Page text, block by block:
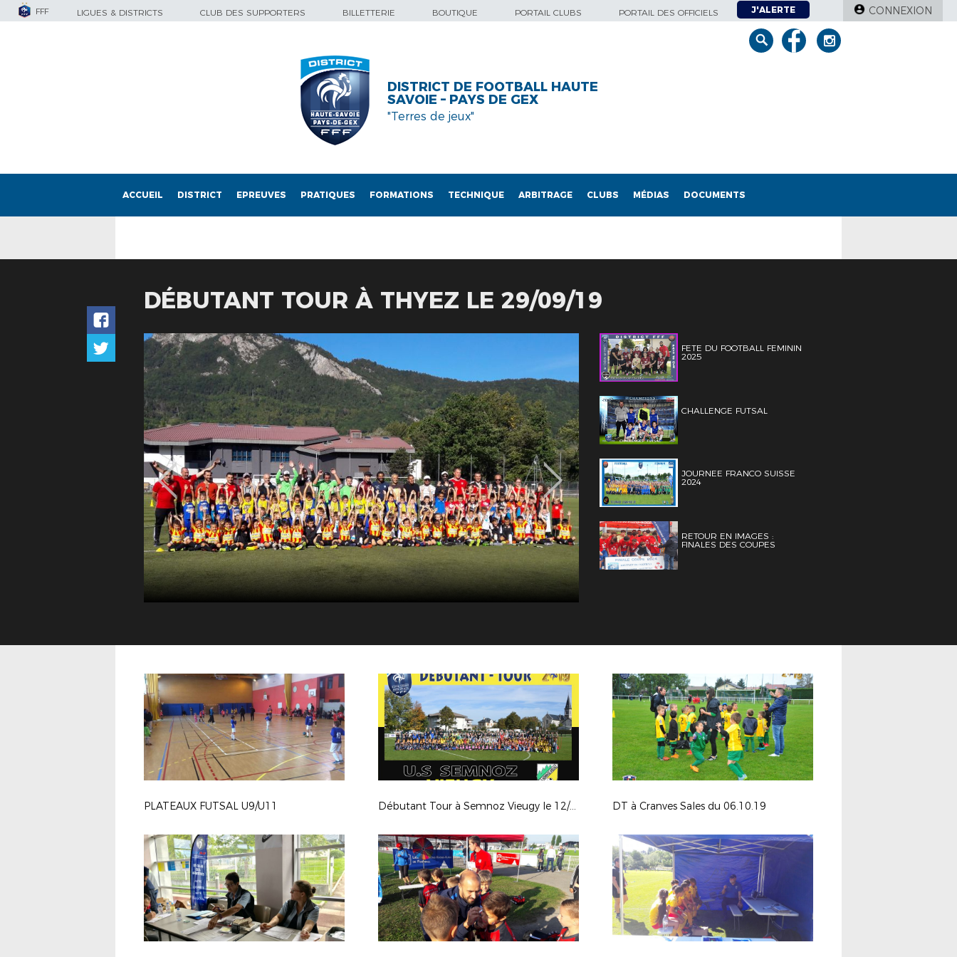
FFF LIGUES & DISTRICTS CLUB DES SUPPORTERS BILLETTERIE BOUTIQUE PORTAIL CLUBS PORTAIL DES OFFICIELS J'ALERTE CONNEXION
DISTRICT DE FOOTBALL HAUTE
SAVOIE – PAYS DE GEX
"Terres de jeux"
ACCUEIL DISTRICT EPREUVES PRATIQUES FORMATIONS TECHNIQUE ARBITRAGE CLUBS MÉDIAS DOCUMENTS
DÉBUTANT TOUR À THYEZ LE 29/09/19
FETE DU FOOTBALL FEMININ
2025
CHALLENGE FUTSAL
JOURNEE FRANCO SUISSE
2024
RETOUR EN IMAGES :
FINALES DES COUPES
PLATEAUX FUTSAL U9/U11 Débutant Tour à Semnoz Vieugy le 12/10/19 DT à Cranves Sales du 06.10.19